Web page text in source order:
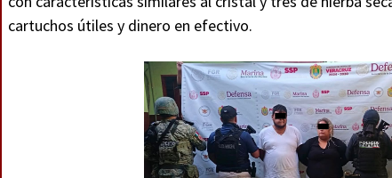
cartuchos útiles y dinero en efectivo.